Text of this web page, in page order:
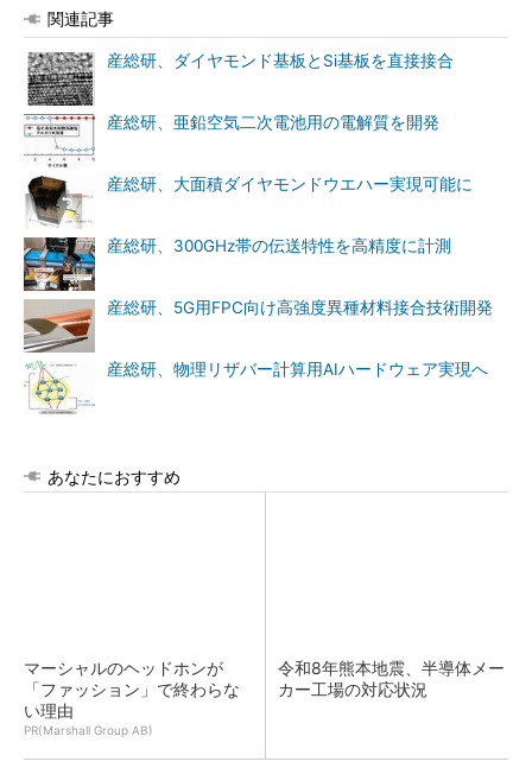
関連記事
産総研、ダイヤモンド基板とSi基板を直接接合
産総研、亜鉛空気二次電池用の電解質を開発
産総研、大面積ダイヤモンドウエハー実現可能に
産総研、300GHz帯の伝送特性を高精度に計測
産総研、5G用FPC向け高強度異種材料接合技術開発
産総研、物理リザバー計算用AIハードウェア実現へ
あなたにおすすめ
マーシャルのヘッドホンが
「ファッション」で終わらな
い理由
PR(Marshall Group AB)
令和8年熊本地震、半導体メー
カー工場の対応状況